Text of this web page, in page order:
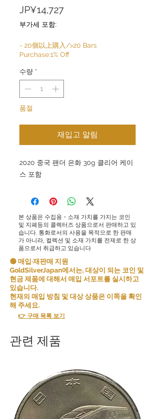
JP¥14,727가
부가세 포함:
- 20個以上購入/>20 Bars
Purchase:1% Off
수량 *
품절
재입고 알림
2020 중국 팬더 은화 30g 클리어 케이
스 포함
본 상품은 수집용・소재 가치를 가지는 코인
및 지폐등의 콜렉터즈 상품으로서 판매하고 있
습니다. 통화로서의 사용을 목적으로 한 판매
가 아니라, 컬렉션 및 소재 가치를 전제로 한 상
품으로서 취급하고 있습니다
🟢 매입·재판매 지원
GoldSilverJapan에서는, 대상이 되는 코인 및
현금 제품에 대해서 매입 서포트를 실시하고
있습니다.
현재의 매입 방침 및 대상 상품은 이쪽을 확인
해 주세요.
👉 구매 목록 보기
관련 제품